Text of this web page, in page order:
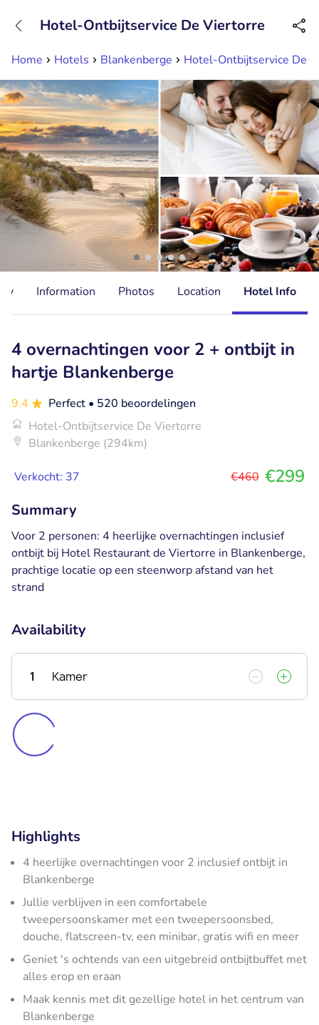
Available until 23:00
Home Hotels Blankenberge Hotel-Ontbijtservice De
Hotel-Ontbijtservice De Viertorre
Information Photos Location Hotel Info
4 overnachtingen voor 2 + ontbijt in
hartje Blankenberge
9.4 Perfect • 520 beoordelingen
Hotel-Ontbijtservice De Viertorre
Blankenberge (294km)
Verkocht: 37 €460 €299
Summary
Voor 2 personen: 4 heerlijke overnachtingen inclusief
ontbijt bij Hotel Restaurant de Viertorre in Blankenberge,
prachtige locatie op een steenworp afstand van het
strand
Availability
1 Kamer
Highlights
4 heerlijke overnachtingen voor 2 inclusief ontbijt in
Blankenberge
Jullie verblijven in een comfortabele
tweepersoonskamer met een tweepersoonsbed,
douche, flatscreen-tv, een minibar, gratis wifi en meer
Geniet 's ochtends van een uitgebreid ontbijtbuffet met
alles erop en eraan
Maak kennis met dit gezellige hotel in het centrum van
Blankenberge